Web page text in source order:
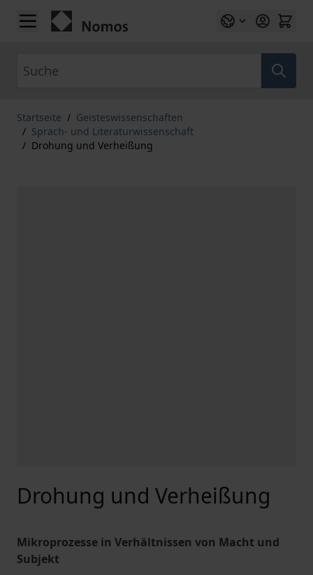
Zum Inhalt springen
Startseite / Geisteswissenschaften
/ Sprach- und Literaturwissenschaft
/ Drohung und Verheißung
Drohung und Verheißung
Mikroprozesse in Verhältnissen von Macht und
Subjekt